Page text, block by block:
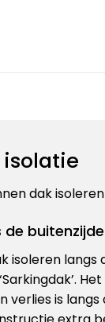
isolatie
dak
de buitenzijde
isoleren
verlies is